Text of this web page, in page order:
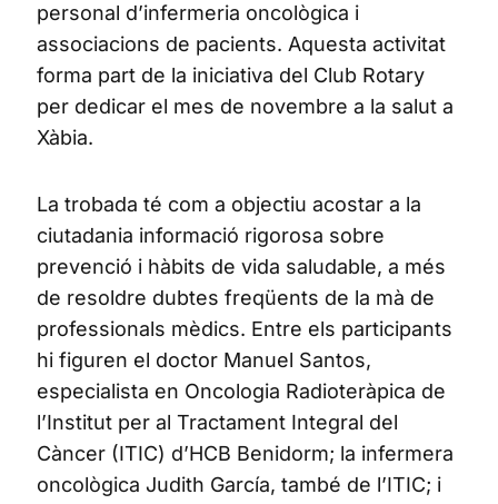
personal d’infermeria oncològica i
associacions de pacients. Aquesta activitat
forma part de la iniciativa del Club Rotary
per dedicar el mes de novembre a la salut a
Xàbia.
La trobada té com a objectiu acostar a la
ciutadania informació rigorosa sobre
prevenció i hàbits de vida saludable, a més
de resoldre dubtes freqüents de la mà de
professionals mèdics. Entre els participants
hi figuren el doctor Manuel Santos,
especialista en Oncologia Radioteràpica de
l’Institut per al Tractament Integral del
Càncer (ITIC) d’HCB Benidorm; la infermera
oncològica Judith García, també de l’ITIC; i